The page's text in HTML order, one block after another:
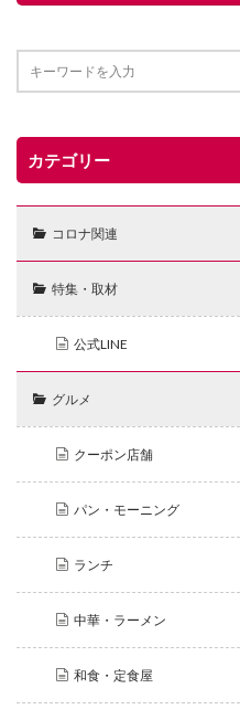
カテゴリー
コロナ関連
特集・取材
公式LINE
グルメ
クーポン店舗
パン・モーニング
ランチ
中華・ラーメン
和食・定食屋